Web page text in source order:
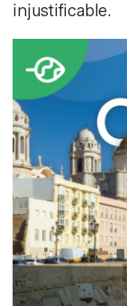
injustificable.